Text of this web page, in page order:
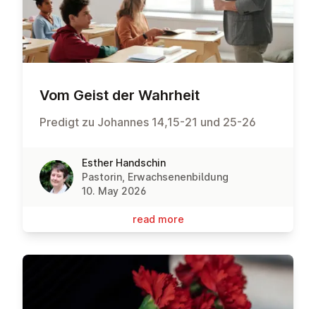
Vom Geist der Wahrheit
Predigt zu Johannes 14,15-21 und 25-26
Esther Handschin
Pastorin, Erwachsenenbildung
10. May 2026
read more